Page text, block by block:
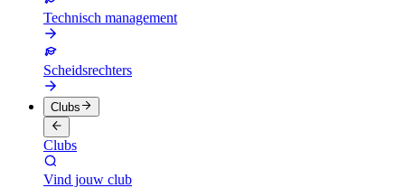
Technisch management
Scheidsrechters
Clubs
Clubs
Vind jouw club